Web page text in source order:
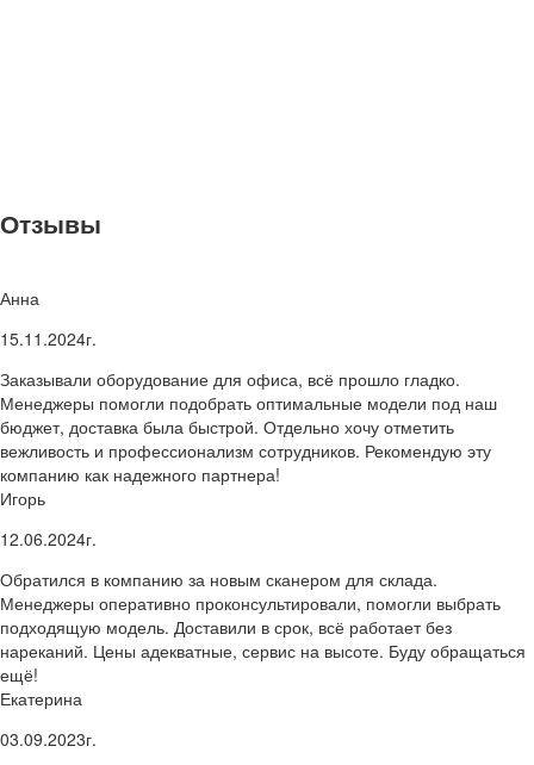
Отзывы
Анна
15.11.2024г.
Заказывали оборудование для офиса, всё прошло гладко.
Менеджеры помогли подобрать оптимальные модели под наш
бюджет, доставка была быстрой. Отдельно хочу отметить
вежливость и профессионализм сотрудников. Рекомендую эту
компанию как надежного партнера!
Игорь
12.06.2024г.
Обратился в компанию за новым сканером для склада.
Менеджеры оперативно проконсультировали, помогли выбрать
подходящую модель. Доставили в срок, всё работает без
нареканий. Цены адекватные, сервис на высоте. Буду обращаться
ещё!
Екатерина
03.09.2023г.